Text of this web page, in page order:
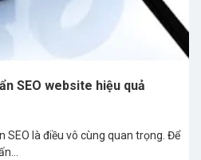
SEO website hiệu quả
SEO là điều vô cùng quan trọng. Để